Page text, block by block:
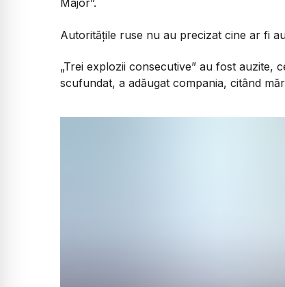
Major”.
Autoritățile ruse nu au precizat cine ar fi
„Trei explozii consecutive” au fost
scufundat, a adăugat compania, citând